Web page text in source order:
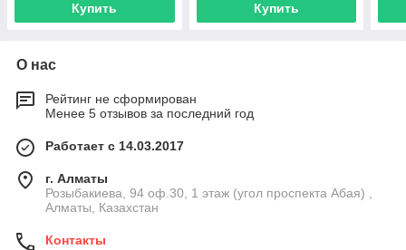
Купить Купить
О нас
Рейтинг не сформирован
Менее 5 отзывов за последний год
Работает с 14.03.2017
г. Алматы
Розыбакиева, 94 оф.30, 1 этаж (угол проспекта Абая) ,
Алматы, Казахстан
Контакты